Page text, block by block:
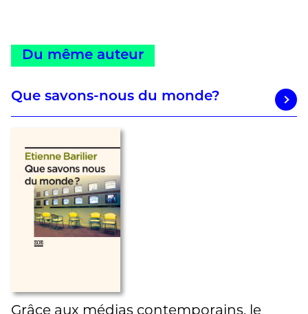
Du même auteur
Que savons-nous du monde?